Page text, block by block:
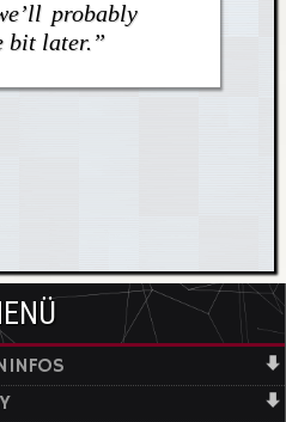
probably
bit later.”